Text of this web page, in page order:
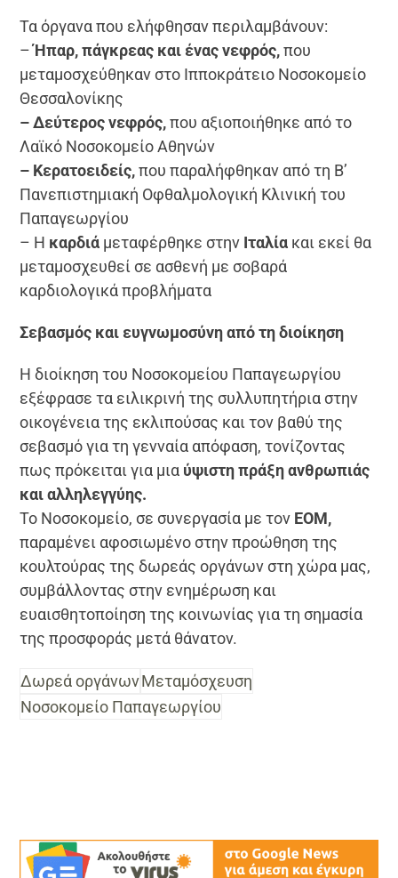
Τα όργανα που ελήφθησαν περιλαμβάνουν:
–Ήπαρ, πάγκρεας και ένας νεφρός,που
μεταμοσχεύθηκαν στο Ιπποκράτειο Νοσοκομείο
Θεσσαλονίκης
– Δεύτερος νεφρός,που αξιοποιήθηκε από το
Λαϊκό Νοσοκομείο Αθηνών
– Κερατοειδείς,που παραλήφθηκαν από τη Β’
Πανεπιστημιακή Οφθαλμολογική Κλινική του
Παπαγεωργίου
– Η καρδιά μεταφέρθηκε στην Ιταλία και εκεί θα
μεταμοσχευθεί σε ασθενή με σοβαρά
καρδιολογικά προβλήματα
Σεβασμός και ευγνωμοσύνη από τη διοίκηση
Η διοίκηση του Νοσοκομείου Παπαγεωργίου
εξέφρασε τα ειλικρινή της συλλυπητήρια στην
οικογένεια της εκλιπούσας και τον βαθύ της
σεβασμό για τη γενναία απόφαση, τονίζοντας
πως πρόκειται για μια ύψιστη πράξη ανθρωπιάς
και αλληλεγγύης.
Το Νοσοκομείο, σε συνεργασία με τον ΕΟΜ,
παραμένει αφοσιωμένο στην προώθηση της
κουλτούρας της δωρεάς οργάνων στη χώρα μας,
συμβάλλοντας στην ενημέρωση και
ευαισθητοποίηση της κοινωνίας για τη σημασία
της προσφοράς μετά θάνατον.
Δωρεά οργάνωνΜεταμόσχευση
Νοσοκομείο Παπαγεωργίου